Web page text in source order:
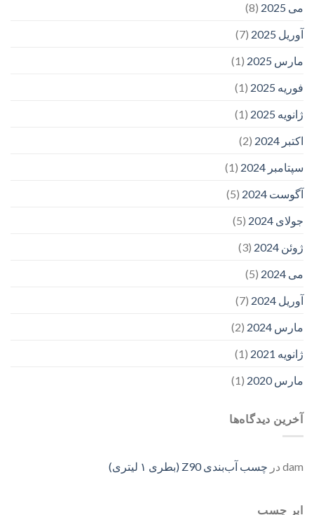
می 2025
(8)
آوریل 2025
(7)
مارس 2025
(1)
فوریه 2025
(1)
ژانویه 2025
(1)
اکتبر 2024
(2)
سپتامبر 2024
(1)
آگوست 2024
(5)
جولای 2024
(5)
ژوئن 2024
(3)
می 2024
(5)
آوریل 2024
(7)
مارس 2024
(2)
ژانویه 2021
(1)
مارس 2020
(1)
آخرین دیدگاه‌ها
dam در چسب آب‌بندی Z90 (بطری ۱ لیتری)
ابر چسب